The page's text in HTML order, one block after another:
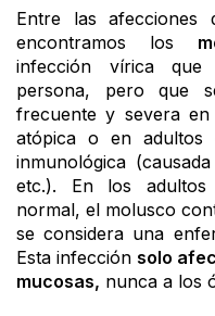
Entre las afecciones
encontramos los
infección vírica
persona, pero que
frecuente y severa en
atópica o en adultos
inmunológica
etc.). En los adultos
normal, el molusco
se considera una
Esta infecciónsolo
mucosas, nunca a los